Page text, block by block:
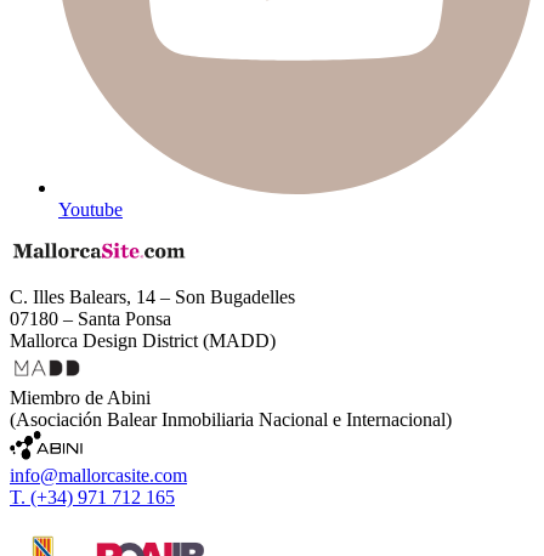
Youtube
C. Illes Balears, 14 – Son Bugadelles
07180 – Santa Ponsa
Mallorca Design District (MADD)
Miembro de Abini
(Asociación Balear Inmobiliaria Nacional e Internacional)
info@mallorcasite.com
T. (+34) 971 712 165